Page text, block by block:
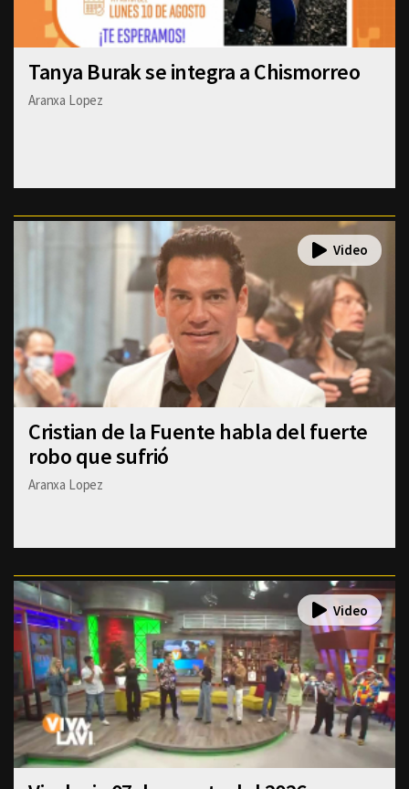
Tanya Burak se integra a Chismorreo
Aranxa Lopez
Cristian de la Fuente habla del fuerte
robo que sufrió
Aranxa Lopez